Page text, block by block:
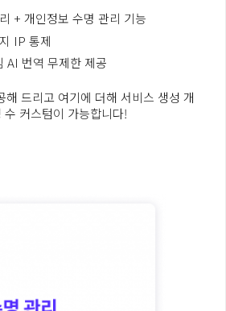
+ 개인정보 수명 관리 기능
IP 통제
AI 번역 무제한 제공
해 드리고 여기에 더해 서비스 생성 개
커스텀이 가능합니다!